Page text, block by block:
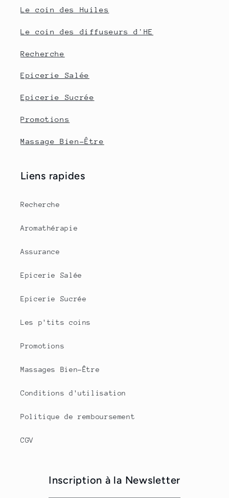
Le coin des Huiles
Le coin des diffuseurs d'HE
Recherche
Epicerie Salée
Epicerie Sucrée
Promotions
Massage Bien-Être
Liens rapides
Recherche
Aromathérapie
Assurance
Epicerie Salée
Epicerie Sucrée
Les p'tits coins
Promotions
Massages Bien-Être
Conditions d'utilisation
Politique de remboursement
CGV
Inscription à la Newsletter